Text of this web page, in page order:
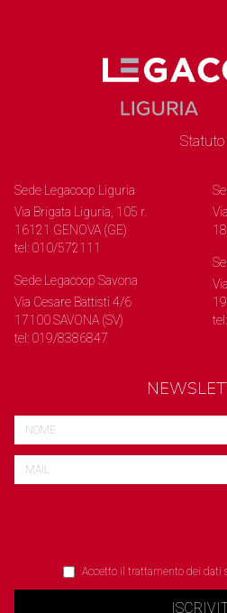
Statuto
Sede Legacoop Liguria
Via Brigata Liguria, 105 r.
16121 GENOVA (GE)
tel: 010/572111
Sede Legacoop Savona
Via Cesare Battisti 4/6
17100 SAVONA (SV)
tel: 019/8386847
Accetto il trattamento dei dati